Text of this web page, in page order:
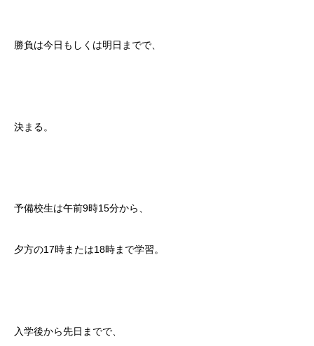
勝負は今日もしくは明日までで、
決まる。
予備校生は午前9時15分から、
夕方の17時または18時まで学習。
入学後から先日までで、